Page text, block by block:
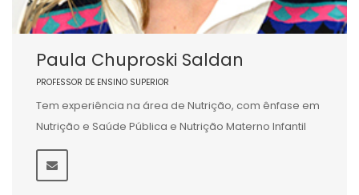
Paula Chuproski Saldan
PROFESSOR DE ENSINO SUPERIOR
Tem experiência na área de Nutrição, com ênfase em
Nutrição e Saúde Pública e Nutrição Materno Infantil